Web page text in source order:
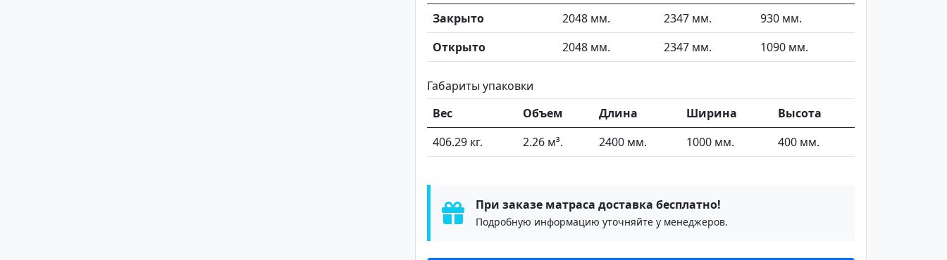
Закрыто
2048 мм. 2347 мм.
930 мм.
Открыто
2048 мм. 2347 мм. 1090 мм.
Габариты упаковки
Вес
Объем Длина Ширина
Высота
406.29 кг.
2.26 м³. 2400 мм. 1000 мм. 400 мм.
При заказе матраса доставка бесплатно!
Подробную информацию уточняйте у менеджеров.